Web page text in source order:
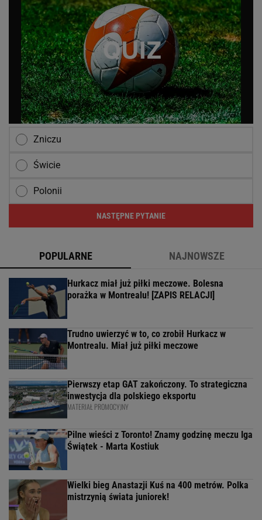
Zniczu
Świcie
Polonii
NASTĘPNE PYTANIE
POPULARNE NAJNOWSZE
Hurkacz miał już piłki meczowe. Bolesna
porażka w Montrealu! [ZAPIS RELACJI]
Trudno uwierzyć w to, co zrobił Hurkacz w
Montrealu. Miał już piłki meczowe
Pierwszy etap GAT zakończony. To strategiczna
inwestycja dla polskiego eksportu
MATERIAŁ PROMOCYJNY
Pilne wieści z Toronto! Znamy godzinę meczu Iga
Świątek - Marta Kostiuk
Wielki bieg Anastazji Kuś na 400 metrów. Polka
mistrzynią świata juniorek!